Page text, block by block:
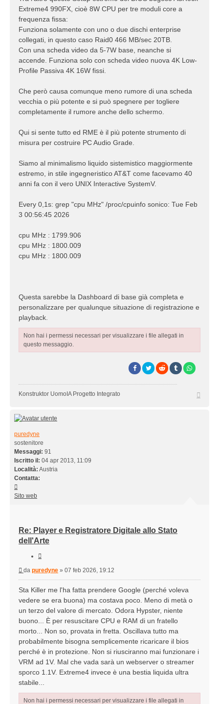
Extreme4 990FX, cioè 8W CPU per tre moduli core a
frequenza fissa:
Funziona solamente con uno o due dischi enterprise
collegati, in questo caso Raid0 466 MB/sec 20TB.
Con una scheda video da 5-7W base, neanche si
accende. Funziona solo con scheda video nuova 4K Low-
Profile Passiva 4K 16W fissi.
Che però causa comunque meno rumore di una scheda
vecchia o più potente e si può spegnere per togliere
completamente il rumore anche dello schermo.
Qui si sente tutto ed RME è il più potente strumento di
misura per costruire PC Audio Grade.
Siamo al minimalismo liquido sistemistico maggiormente
estremo, in stile ingegneristico AT&T come facevamo 40
anni fa con il vero UNIX Interactive SystemV.
Every 0,1s: grep "cpu MHz" /proc/cpuinfo sonico: Tue Feb
3 00:56:45 2026
cpu MHz : 1799.906
cpu MHz : 1800.009
cpu MHz : 1800.009
Questa sarebbe la Dashboard di base già completa e
personalizzare per qualunque situazione di registrazione e
playback.
Non hai i permessi necessari per visualizzare i file allegati in
questo messaggio.
Konstruktor UomoIA Progetto Integrato
puredyne
sostenitore
Messaggi: 91
Iscritto il: 04 apr 2013, 11:09
Località: Austria
Contatta:
puredyne
Sito web
Re: Player e Registratore Digitale allo Stato
dell'Arte
Messaggio
da puredyne » 07 feb 2026, 19:12
Sta Killer me l'ha fatta prendere Google (perché voleva
vedere se era buona) ma costava poco. Meno di metà o
un terzo del valore di mercato. Odora Hypster, niente
buono... È per resuscitare CPU e RAM di un fratello
morto... Non so, provata in fretta. Oscillava tutto ma
probabilmente bisogna semplicemente ricaricare il bios
perché è in protezione. Non si riusciranno mai funzionare i
VRM ad 1V. Mal che vada sarà un webserver o streamer
sporco 1.1V. Extreme4 invece è una bestia liquida ultra
stabile...
Non hai i permessi necessari per visualizzare i file allegati in